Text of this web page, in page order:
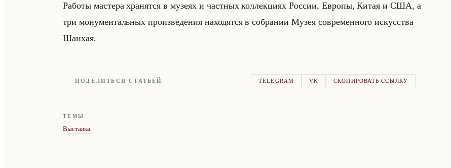
Ра­бо­ты ма­сте­ра хра­нят­ся в му­зе­ях и част­ных кол­лек­ци­ях Рос­сии, Ев­ро­пы, Китая и США, а
три мо­ну­мен­тальных про­из­ве­де­ния на­хо­дят­ся в со­бра­нии Музея со­вре­мен­но­го ис­кус­ства
Шан­хая.
ПОДЕЛИТЬСЯ СТАТЬЁЙ TELEGRAM VK СКОПИРОВАТЬ ССЫЛКУ
ТЕМЫ
Выставка